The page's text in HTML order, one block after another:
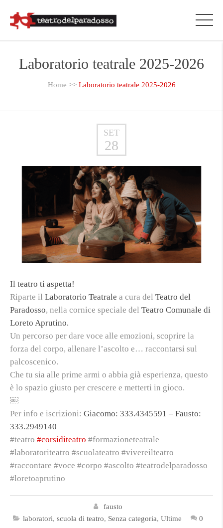
Laboratorio teatrale 2025-2026
Home >> Laboratorio teatrale 2025-2026
SET
28
Il teatro ti aspetta!
Riparte il Laboratorio Teatrale a cura del Teatro del
Paradosso, nella cornice speciale del Teatro Comunale di
Loreto Aprutino.
Un percorso per dare voce alle emozioni, scoprire la
forza del corpo, allenare l’ascolto e… raccontarsi sul
palcoscenico.
Che tu sia alle prime armi o abbia già esperienza, questo
è lo spazio giusto per crescere e metterti in gioco.
￼
Per info e iscrizioni: Giacomo: 333.4345591 – Fausto:
333.2949140
#teatro #corsiditeatro #formazioneteatrale
#laboratoriteatro #scuolateatro #vivereilteatro
#raccontare #voce #corpo #ascolto #teatrodelparadosso
#loretoaprutino
fausto
laboratori, scuola di teatro, Senza categoria, Ultime 0